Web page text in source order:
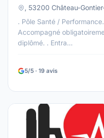
, 53200 Château-
. Pôle Santé /
Accompagné
diplômé. . Entra...
5/5 · 19 avis